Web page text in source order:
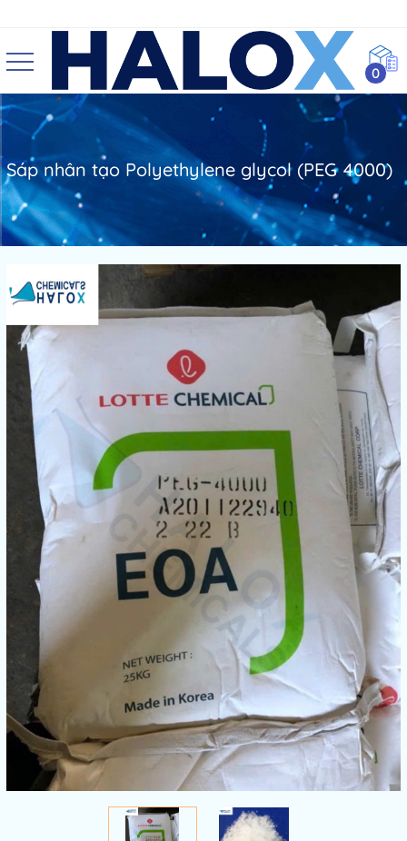
0
Sáp nhân tạo Polyethylene glycol (PEG 4000)